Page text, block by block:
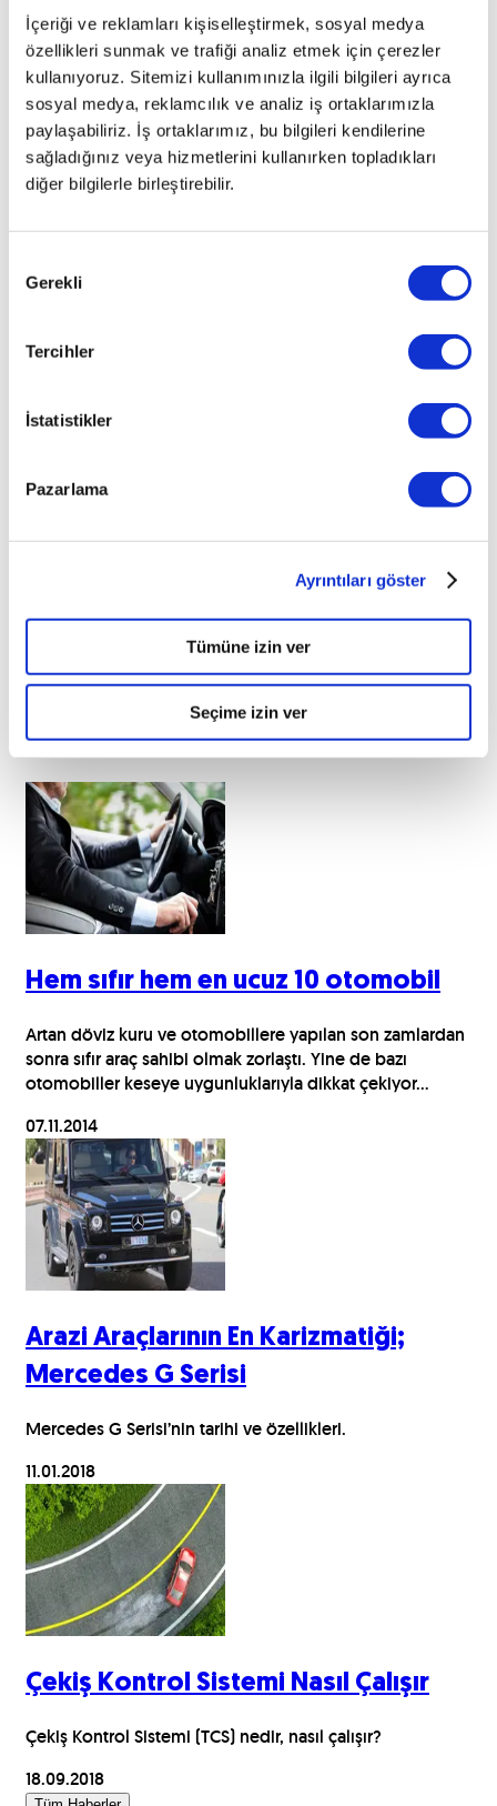
İçeriği ve reklamları kişiselleştirmek, sosyal medya
özellikleri sunmak ve trafiği analiz etmek için çerezler
kullanıyoruz. Sitemizi kullanımınızla ilgili bilgileri ayrıca
sosyal medya, reklamcılık ve analiz iş ortaklarımızla
paylaşabiliriz. İş ortaklarımız, bu bilgileri kendilerine
sağladığınız veya hizmetlerini kullanırken topladıkları
diğer bilgilerle birleştirebilir.
Seçimi
Gerekli
Tercihler
İstatistikler
Pazarlama
Ayrıntıları göster
Tümüne izin ver
Seçime izin ver
İlginizi çekebilecek haberler
Hem sıfır hem en ucuz 10 otomobil
Artan döviz kuru ve otomobillere yapılan son zamlardan
sonra sıfır araç sahibi olmak zorlaştı. Yine de bazı
otomobiller keseye uygunluklarıyla dikkat çekiyor...
07.11.2014
Arazi Araçlarının En Karizmatiği;
Mercedes G Serisi
Mercedes G Serisi’nin tarihi ve özellikleri.
11.01.2018
Çekiş Kontrol Sistemi Nasıl Çalışır
Çekiş Kontrol Sistemi (TCS) nedir, nasıl çalışır?
18.09.2018